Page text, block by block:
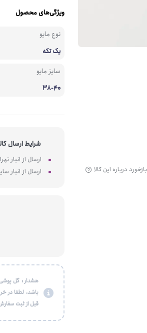
بازخورد درباره این کالا
ویژگی‌های محصول
نوع مایو
یک تکه
سایز مایو
38-40
شرایط ارسال
ارسال از انبار
ارسال از انبار سایر
هشدار : گل
باشد، لطفا در
قبل از ثبت